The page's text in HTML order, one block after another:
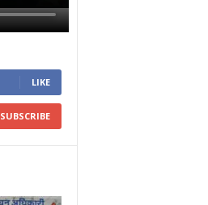
LIKE
SUBSCRIBE